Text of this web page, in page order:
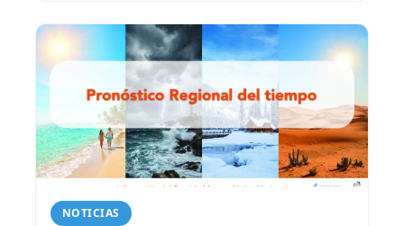
NOTICIAS